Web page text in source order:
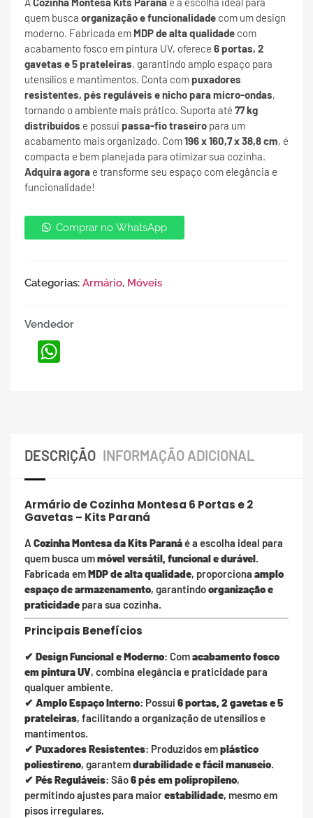
quem busca organização e funcionalidade com um design
moderno. Fabricada em MDP de alta qualidade com
acabamento fosco em pintura UV, oferece 6 portas, 2
gavetas e 5 prateleiras, garantindo amplo espaço para
utensílios e mantimentos. Conta compuxadores
resistentes, pés reguláveis e nicho para micro-ondas,
tornando o ambiente mais prático. Suporta até 77 kg
distribuídos e possui passa-fio traseiro para um
acabamento mais organizado. Com196 x 160,7 x 38,8 cm, é
compacta e bem planejada para otimizar sua cozinha.
Adquira agora e transforme seu espaço com elegância e
funcionalidade!
Comprar no WhatsApp
Categorias: Armário, Móveis
Vendedor
DESCRIÇÃO INFORMAÇÃO ADICIONAL
Armário de Cozinha Montesa 6 Portas e 2
Gavetas – Kits Paraná
A Cozinha Montesa da Kits Paranáé a escolha ideal para
quem busca ummóvel versátil, funcional e durável.
Fabricada emMDP de alta qualidade, proporciona amplo
espaço de armazenamento, garantindoorganização e
praticidade para sua cozinha.
Principais Benefícios
✔ Design Funcional e Moderno: Comacabamento fosco
em pintura UV, combina elegância e praticidade para
qualquer ambiente.
✔ Amplo Espaço Interno: Possui 6 portas, 2 gavetas e 5
prateleiras, facilitando a organização de utensílios e
mantimentos.
✔ Puxadores Resistentes: Produzidos emplástico
poliestireno, garantemdurabilidade e fácil manuseio.
✔ Pés Reguláveis: São6 pés em polipropileno,
permitindo ajustes para maiorestabilidade, mesmo em
pisos irregulares.